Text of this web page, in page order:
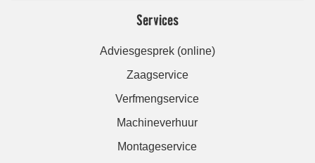
Services
Adviesgesprek (online)
Zaagservice
Verfmengservice
Machineverhuur
Montageservice